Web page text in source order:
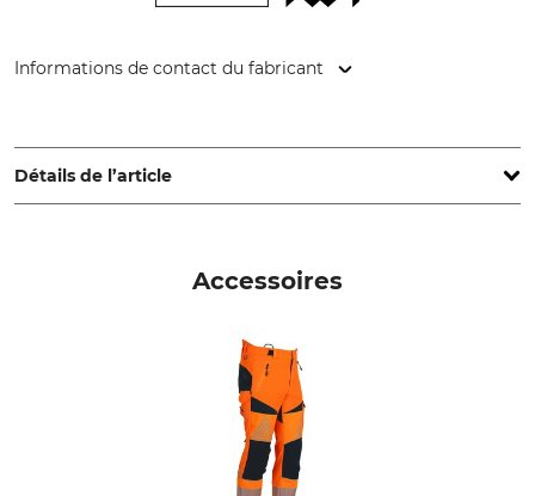
Informations de contact du fabricant
www.grube.de
Détails de l’article
Matériau extérieur
89% Polyester
11% élasthanne
Accessoires